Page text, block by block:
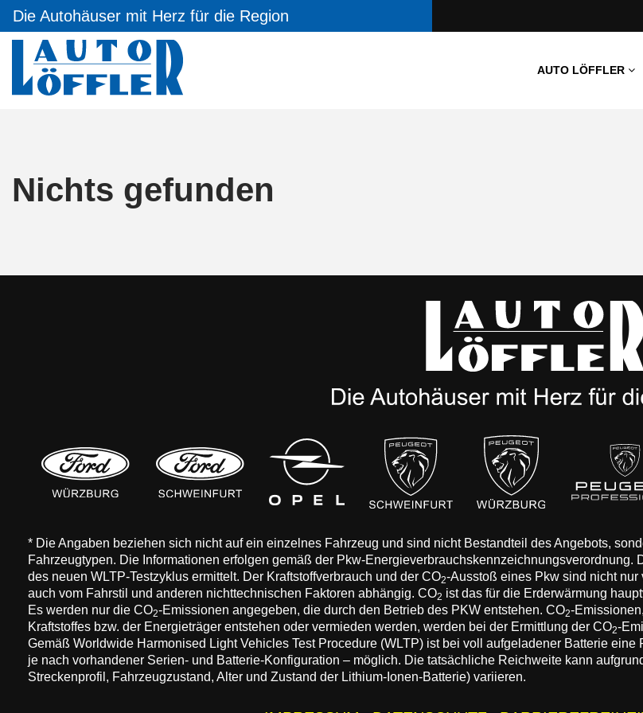
Die Autohäuser mit Herz für die Region
AUTO LÖFFLER
Nichts gefunden
* Die Angaben beziehen sich nicht auf ein einzelnes Fahrzeug und sind nicht Bestandteil des Angebots,
Fahrzeugtypen. Die Informationen erfolgen gemäß der Pkw-
des neuen WLTP-Testzyklus ermittelt. Der Kraftstoffverbrauch und der CO2-Ausstoß eines Pkw sind nicht nur
auch vom Fahrstil und anderen nichttechnischen Faktoren abhängig. CO2 ist das für die Erderwärmung
Es werden nur die CO2-Emissionen angegeben, die durch den Betrieb des PKW entstehen. CO2-
Kraftstoffes bzw. der Energieträger entstehen oder vermieden werden, werden bei der Ermittlung der CO2-
Gemäß Worldwide Harmonised Light Vehicles Test Procedure (WLTP) ist bei voll aufgeladener Batterie
je nach vorhandener Serien- und Batterie-Konfiguration – möglich. Die tatsächliche Reichweite kann
Streckenprofil, Fahrzeugzustand, Alter und Zustand der Lithium-Ionen-Batterie) variieren.